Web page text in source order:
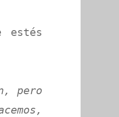
estés
pero